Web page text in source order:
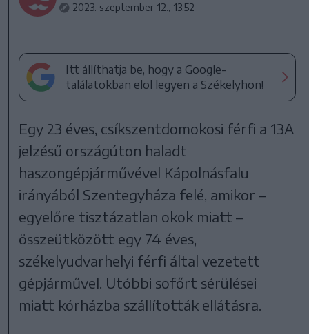
2023. szeptember 12., 13:52
Itt állíthatja be, hogy a Google-
találatokban elöl legyen a Székelyhon!
Egy 23 éves, csíkszentdomokosi férfi a 13A
jelzésű országúton haladt
haszongépjárművével Kápolnásfalu
irányából Szentegyháza felé, amikor –
egyelőre tisztázatlan okok miatt –
összeütközött egy 74 éves,
székelyudvarhelyi férfi által vezetett
gépjárművel. Utóbbi sofőrt sérülései
miatt kórházba szállították ellátásra.